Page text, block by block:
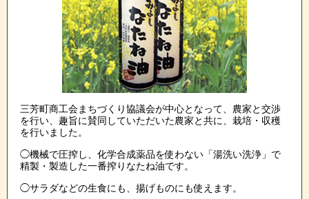
三芳町商工会まちづくり協議会が中心となって、農家と交渉
を行い、趣旨に賛同していただいた農家と共に、栽培・収穫
を行いました。
◯機械で圧搾し、化学合成薬品を使わない「湯洗い洗浄」で
精製・製造した一番搾りなたね油です。
◯サラダなどの生食にも、揚げものにも使えます。